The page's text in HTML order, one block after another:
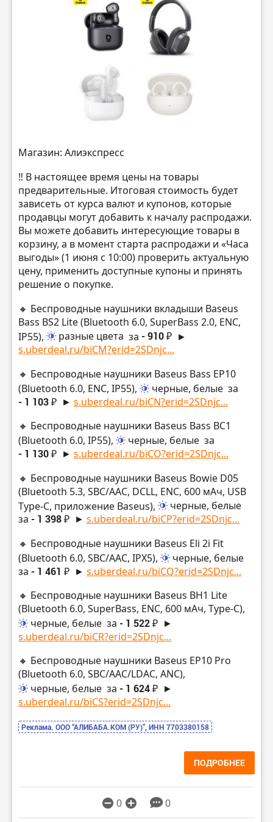
Магазин: Алиэкспресс
‼️ В настоящее время цены на товары
предварительные. Итоговая стоимость будет
зависеть от курса валют и купонов, которые
продавцы могут добавить к началу распродажи.
Вы можете добавить интересующие товары в
корзину, а в момент старта распродажи и «Часа
выгоды» (1 июня с 10:00) проверить актуальную
цену, применить доступные купоны и принять
решение о покупке.
🔸 Беспроводные наушники вкладыши Baseus
Bass BS2 Lite (Bluetooth 6.0, SuperBass 2.0, ENC,
IP55),
разные цвета за - 910 ₽ ►
s.uberdeal.ru/biCM?erid=2SDnjc...
🔸 Беспроводные наушники Baseus Bass EP10
(Bluetooth 6.0, ENC, IP55),
черные, белые за
- 1 103 ₽ ► s.uberdeal.ru/biCN?erid=2SDnjc...
🔸 Беспроводные наушники Baseus Bass BC1
(Bluetooth 6.0, IP55),
черные, белые за
- 1 130 ₽ ► s.uberdeal.ru/biCO?erid=2SDnjc...
🔸 Беспроводные наушники Baseus Bowie D05
(Bluetooth 5.3, SBC/AAC, DCLL, ENC, 600 мАч, USB
Type-C, приложение Baseus),
черные, белые
за - 1 398 ₽ ► s.uberdeal.ru/biCP?erid=2SDnjc...
🔸 Беспроводные наушники Baseus Eli 2i Fit
(Bluetooth 6.0, SBC/AAC, IPX5),
черные, белые
за - 1 461 ₽ ► s.uberdeal.ru/biCQ?erid=2SDnjc...
🔸 Беспроводные наушники Baseus BH1 Lite
(Bluetooth 6.0, SuperBass, ENC, 600 мАч, Type-C),
черные, белые за - 1 522 ₽ ►
s.uberdeal.ru/biCR?erid=2SDnjc...
🔸 Беспроводные наушники Baseus EP10 Pro
(Bluetooth 6.0, SBC/AAC/LDAC, ANC),
черные, белые за - 1 624 ₽ ►
s.uberdeal.ru/biCS?erid=2SDnjc...
Реклама. ООО “АЛИБАБА.КОМ (РУ)”, ИНН 7703380158
ПОДРОБНЕЕ
0 0